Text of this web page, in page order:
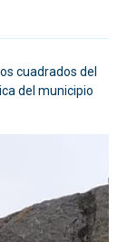
cuadrados del
del municipio